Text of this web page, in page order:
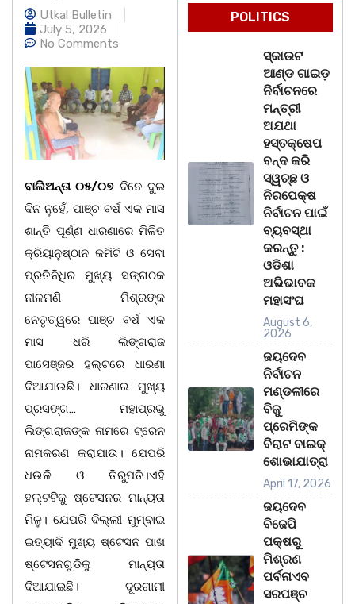
Utkal Bulletin
July 5, 2026
No Comments
ବାଲିଅନ୍ତା ୦୫/୦୭ଦିନେ ଦୁଇ
ଦିନ ନୁହେଁ, ପାଞ୍ଚ ବର୍ଷ ଏକ ମାସ
ଶାନ୍ତି ପୂର୍ଣ୍ଣ ଧାରଣାରେ ମିଳିତ
କ୍ରିୟାନୁଷ୍ଠାନ କମିଟି ଓ ସେବା
ପ୍ରତିନିଧିର ମୁଖ୍ୟ ସଙ୍ଗଠକ
ନୀଳମଣି ମିଶ୍ରଙ୍କ
ନେତୃତ୍ୱରେ ପାଞ୍ଚ ବର୍ଷ ଏକ
ମାସ ଧରି ଲିଙ୍ଗରାଜ
ପାସେଞ୍ଜର ହଲ୍ଟରେ ଧାରଣା
ଦିଆଯାଉଛି। ଧାରଣାର ମୁଖ୍ୟ
ପ୍ରସଙ୍ଗ… ମହାପ୍ରଭୁ
ଲିଙ୍ଗରାଜଙ୍କ ନାମରେ ଟ୍ରେନ
ନାମକରଣ କରାଯାଉ। ଯେପରି
ଧଉଳି ଓ ତିରୁପତି।ଏହି
ହଲ୍ଟଟିକୁ ଷ୍ଟେସନର ମାନ୍ୟତା
ମିଳୁ। ଯେପରି ଦିଲ୍ଲୀ ମୁମ୍ବାଇ
ଇତ୍ୟାଦି ମୁଖ୍ୟ ଷ୍ଟେସନ ପାଖ
ଷ୍ଟେସନଗୁଡିକୁ ମାନ୍ୟତା
ଦିଆଯାଇଛି। ଦୂରଗାମୀ
POLITICS
ସ୍କାଉଟ
ଆଣ୍ଡ ଗାଇଡ଼
ନିର୍ବାଚନରେ
ମନ୍ତ୍ରୀ
ଅଯଥା
ହସ୍ତକ୍ଷେପ
ବନ୍ଦ କରି
ସ୍ୱଚ୍ଛ ଓ
ନିରପେକ୍ଷ
ନିର୍ବାଚନ ପାଇଁ
ବ୍ୟବସ୍ଥା
କରନ୍ତୁ :
ଓଡିଶା
ଅଭିଭାବକ
ମହାସଂଘ
August 6,
2026
ଜୟଦେବ
ନିର୍ବାଚନ
ମଣ୍ଡଳୀରେ
ବିଜୁ
ପ୍ରେମିଙ୍କ
ବିରାଟ ବାଇକ୍
ଶୋଭାଯାତ୍ରା
April 17, 2026
ଜୟଦେବ
ବିଜେପି
ପକ୍ଷରୁ
ମିଶ୍ରଣ
ପର୍ବନାଏବ
ସରପଞ୍ଚ